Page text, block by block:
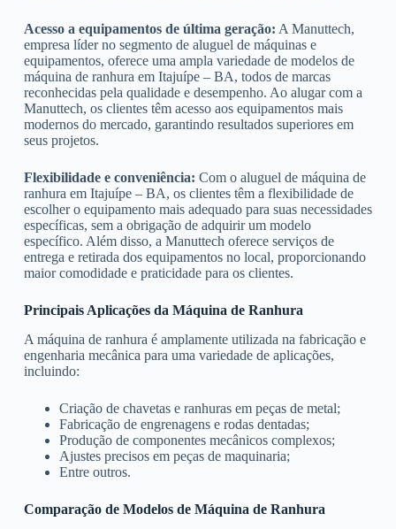
Acesso a equipamentos de última geração: A Manuttech,
empresa líder no segmento de aluguel de máquinas e
equipamentos, oferece uma ampla variedade de modelos de
máquina de ranhura em Itajuípe – BA, todos de marcas
reconhecidas pela qualidade e desempenho. Ao alugar com a
Manuttech, os clientes têm acesso aos equipamentos mais
modernos do mercado, garantindo resultados superiores em
seus projetos.
Flexibilidade e conveniência: Com o aluguel de máquina de
ranhura em Itajuípe – BA, os clientes têm a flexibilidade de
escolher o equipamento mais adequado para suas necessidades
específicas, sem a obrigação de adquirir um modelo
específico. Além disso, a Manuttech oferece serviços de
entrega e retirada dos equipamentos no local, proporcionando
maior comodidade e praticidade para os clientes.
Principais Aplicações da Máquina de Ranhura
A máquina de ranhura é amplamente utilizada na fabricação e
engenharia mecânica para uma variedade de aplicações,
incluindo:
Criação de chavetas e ranhuras em peças de metal;
Fabricação de engrenagens e rodas dentadas;
Produção de componentes mecânicos complexos;
Ajustes precisos em peças de maquinaria;
Entre outros.
Comparação de Modelos de Máquina de Ranhura